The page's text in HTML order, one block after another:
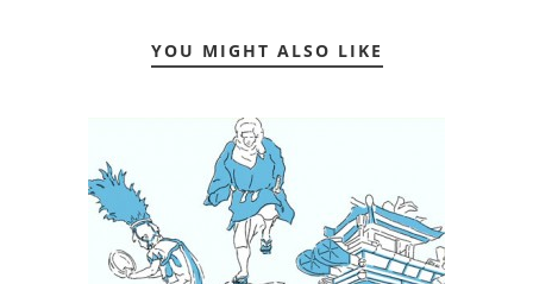
YOU MIGHT ALSO LIKE